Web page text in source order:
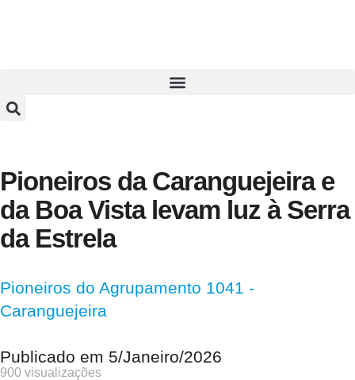
Pioneiros da Caranguejeira e
da Boa Vista levam luz à Serra
da Estrela
Pioneiros do Agrupamento 1041 -
Caranguejeira
Publicado em 5/Janeiro/2026
900 visualizações